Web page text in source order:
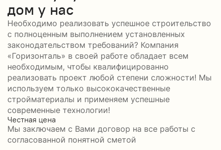
дом у нас
Необходимо реализовать успешное строительство
с полноценным выполнением установленных
законодательством требований? Компания
«Горизонталь» в своей работе обладает всем
необходимым, чтобы квалифицированно
реализовать проект любой степени сложности! Мы
используем только высококачественные
стройматериалы и применяем успешные
современные технологии!
Честная цена
Мы заключаем с Вами договор на все работы с
согласованной понятной сметой